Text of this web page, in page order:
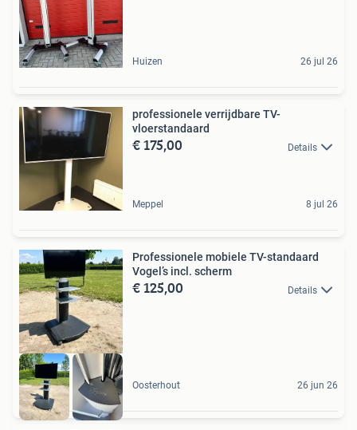
Huizen 26 jul 26
professionele verrijdbare TV-
vloerstandaard
€ 175,00 Details
Meppel 8 jul 26
Professionele mobiele TV-standaard
Vogel’s incl. scherm
€ 125,00 Details
Oosterhout 26 jun 26